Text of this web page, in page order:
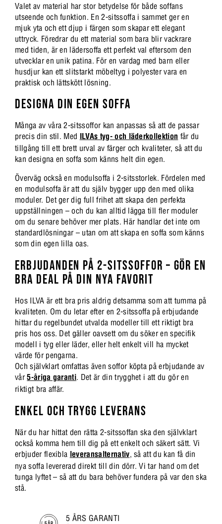
Valet av material har stor betydelse för både soffans
utseende och funktion. En 2-sitssoffa i sammet ger en
mjuk yta och ett djup i färgen som skapar ett elegant
uttryck. Föredrar du ett material som bara blir vackrare
med tiden, är en lädersoffa ett perfekt val eftersom den
utvecklar en unik patina. För en vardag med barn eller
husdjur kan ett slitstarkt möbeltyg i polyester vara en
praktisk och lättskött lösning.
DESIGNA DIN EGEN SOFFA
Många av våra 2-sitssoffor kan anpassas så att de passar
precis din stil. Med ILVAs tyg- och läderkollektion får du
tillgång till ett brett urval av färger och kvaliteter, så att du
kan designa en soffa som känns helt din egen.
Överväg också en modulsoffa i 2-sitsstorlek. Fördelen med
en modulsoffa är att du själv bygger upp den med olika
moduler. Det ger dig full frihet att skapa den perfekta
uppställningen – och du kan alltid lägga till fler moduler
om du senare behöver mer plats. Här handlar det inte om
standardlösningar – utan om att skapa en soffa som känns
som din egen lilla oas.
ERBJUDANDEN PÅ 2-SITSSOFFOR – GÖR EN
BRA DEAL PÅ DIN NYA FAVORIT
Hos ILVA är ett bra pris aldrig detsamma som att tumma på
kvaliteten. Om du letar efter en 2-sitssoffa på erbjudande
hittar du regelbundet utvalda modeller till ett riktigt bra
pris hos oss. Det gäller oavsett om du söker en specifik
modell i tyg eller läder, eller helt enkelt vill ha mycket
värde för pengarna.
Och självklart omfattas även soffor köpta på erbjudande av
vår5-åriga garanti. Det är din trygghet i att du gör en
riktigt bra affär.
ENKEL OCH TRYGG LEVERANS
När du har hittat den rätta 2-sitssoffan ska den självklart
också komma hem till dig på ett enkelt och säkert sätt. Vi
erbjuder flexibla leveransalternativ, så att du kan få din
nya soffa levererad direkt till din dörr. Vi tar hand om det
tunga lyftet – så att du bara behöver fundera på var den ska
stå.
5 ÅRS GARANTI